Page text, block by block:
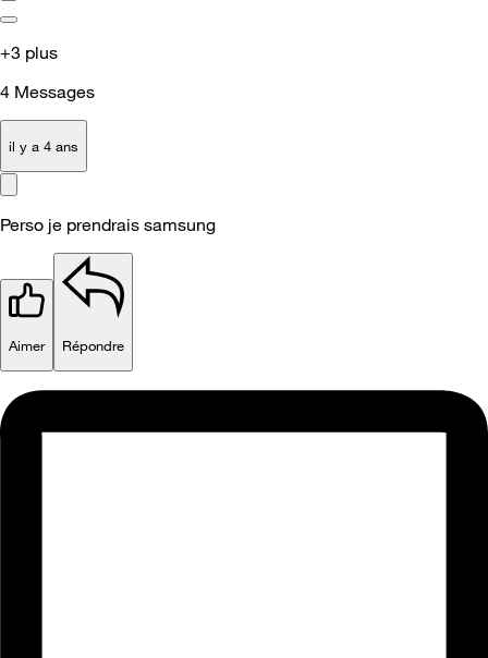
+3 plus
4 Messages
il y a 4 ans
Perso je prendrais samsung
Aimer Répondre